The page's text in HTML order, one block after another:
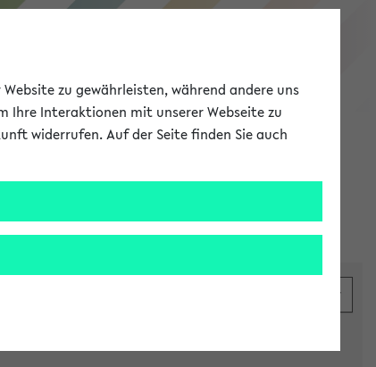
eKVV
zu gewährleisten, während andere uns
Ihre Interaktionen mit unserer Webseite zu
widerrufen. Auf der Seite finden Sie auch